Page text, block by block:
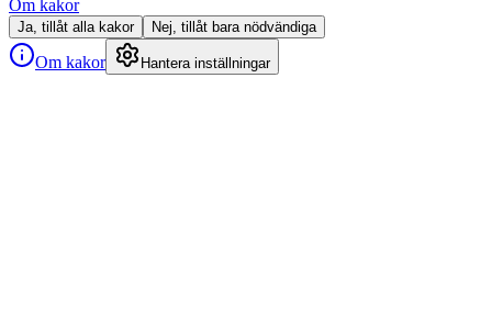
Om kakor
Ja, tillåt alla kakor Nej, tillåt bara nödvändiga
Om kakor Hantera inställningar